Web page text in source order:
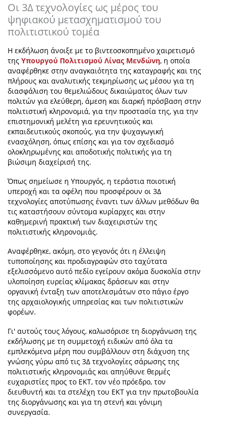
Οι 3Δ τεχνολογίες ως μέρος του
ψηφιακού μετασχηματισμού του
πολιτιστικού τομέα
Η εκδήλωση άνοιξε με το βιντεοσκοπημένο χαιρετισμό
της Υπουργού Πολιτισμού Λίνας Μενδώνη, η οποία
αναφέρθηκε στην αναγκαιότητα της καταγραφής και της
πλήρους και αναλυτικής τεκμηρίωσης ως μέσου για τη
διασφάλιση του θεμελιώδους δικαιώματος όλων των
πολιτών για ελεύθερη, άμεση και διαρκή πρόσβαση στην
πολιτιστική κληρονομιά, για την προστασία της, για την
επιστημονική μελέτη για ερευνητικούς και
εκπαιδευτικούς σκοπούς, για την ψυχαγωγική
ενασχόληση, όπως επίσης και για τον σχεδιασμό
ολοκληρωμένης και αποδοτικής πολιτικής για τη
βιώσιμη διαχείρισή της.
Όπως σημείωσε η Υπουργός, η τεράστια ποιοτική
υπεροχή και τα οφέλη που προσφέρουν οι 3Δ
τεχνολογίες αποτύπωσης έναντι των άλλων μεθόδων θα
τις καταστήσουν σύντομα κυρίαρχες και στην
καθημερινή πρακτική των διαχειριστών της
πολιτιστικής κληρονομιάς.
Αναφέρθηκε, ακόμη, στο γεγονός ότι η έλλειψη
τυποποίησης και προδιαγραφών στο ταχύτατα
εξελισσόμενο αυτό πεδίο εγείρουν ακόμα δυσκολία στην
υλοποίηση ευρείας κλίμακας δράσεων και στην
οργανική ένταξη των αποτελεσμάτων στο πάγιο έργο
της αρχαιολογικής υπηρεσίας και των πολιτιστικών
φορέων.
Γι' αυτούς τους λόγους, καλωσόρισε τη διοργάνωση της
εκδήλωσης με τη συμμετοχή ειδικών από όλα τα
εμπλεκόμενα μέρη που συμβάλλουν στη διάχυση της
γνώσης γύρω από τις 3Δ τεχνολογίες σάρωσης της
πολιτιστικής κληρονομιάς και απηύθυνε θερμές
ευχαριστίες προς το ΕΚΤ, τον νέο πρόεδρο, τον
διευθυντή και τα στελέχη του ΕΚΤ για την πρωτοβουλία
της διοργάνωσης και για τη στενή και γόνιμη
συνεργασία.